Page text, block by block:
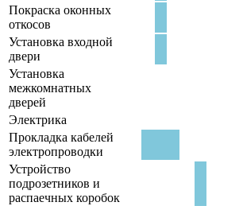
Покраска оконных
откосов
Установка входной
двери
Установка
межкомнатных
дверей
Электрика
Прокладка кабелей
электропроводки
Устройство
подрозетников и
распаечных коробок